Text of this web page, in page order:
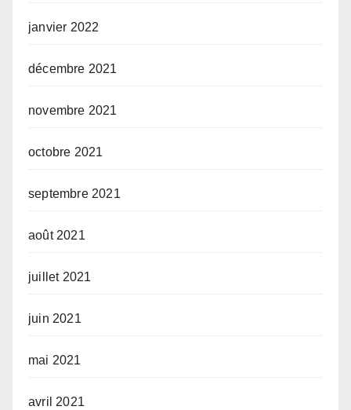
janvier 2022
décembre 2021
novembre 2021
octobre 2021
septembre 2021
août 2021
juillet 2021
juin 2021
mai 2021
avril 2021